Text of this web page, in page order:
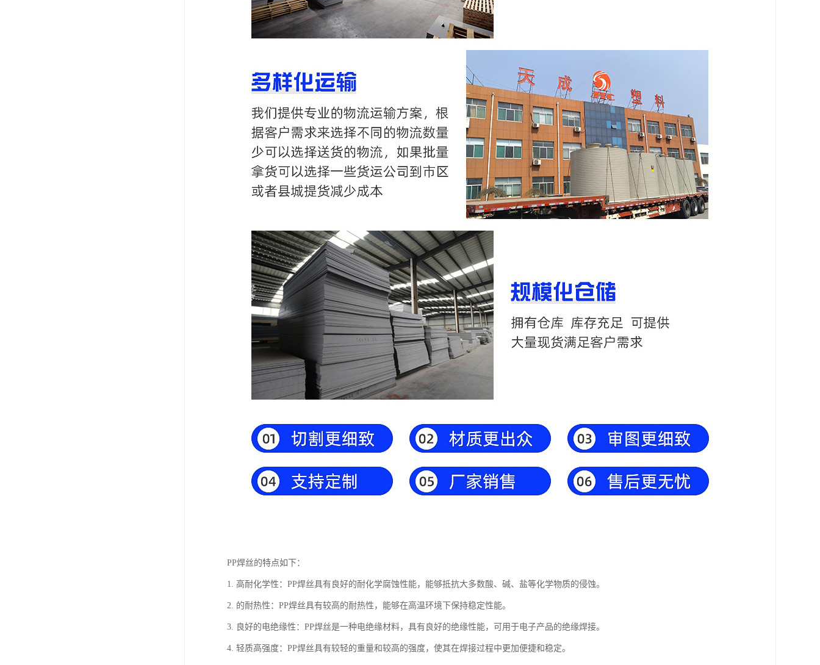
PP焊丝的特点如下：
1. 高耐化学性：PP焊丝具有良好的耐化学腐蚀性能，能够抵抗大多数酸、碱、盐等化学物质的侵蚀。
2. 的耐热性：PP焊丝具有较高的耐热性，能够在高温环境下保持稳定性能。
3. 良好的电绝缘性：PP焊丝是一种电绝缘材料，具有良好的绝缘性能，可用于电子产品的绝缘焊接。
4. 轻质高强度：PP焊丝具有较轻的重量和较高的强度，使其在焊接过程中更加便捷和稳定。